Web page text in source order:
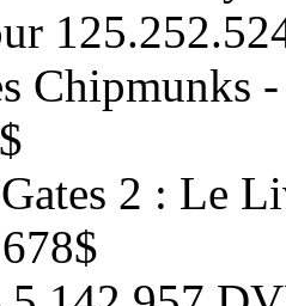
Chipmunks
2 : Le